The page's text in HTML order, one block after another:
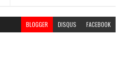
BLOGGER DISQUS FACEBOOK